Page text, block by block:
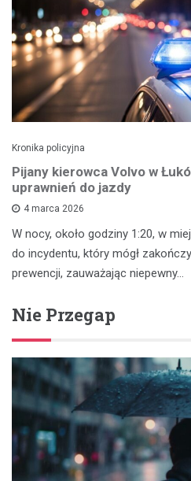
Kronika policyjna
Pijany kierowca Volvo w
uprawnień do jazdy
4 marca 2026
W nocy, około godziny 1:20, w
do incydentu, który mógł
prewencji, zauważając niepewny…
Nie Przegap